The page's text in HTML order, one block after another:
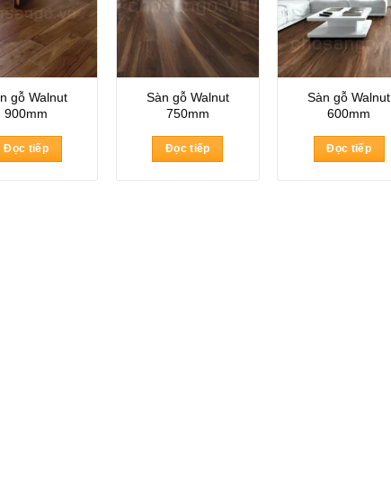
gỗ Walnut
900mm
Đọc tiếp
Sàn gỗ Walnut
750mm
Đọc tiếp
Sàn gỗ Walnut
600mm
Đọc tiếp